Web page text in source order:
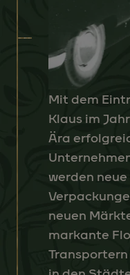
Mit dem
Klaus im
Ära
werden
neuen
markante